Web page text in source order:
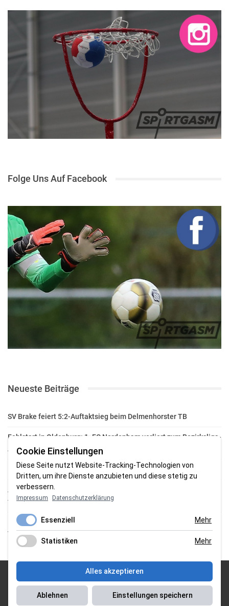
Folge Uns Auf Facebook
Neueste Beiträge
SV Brake feiert 5:2-Auftaktsieg beim Delmenhorster TB
Fehlstart in Oldenburg: 1. FC Nordenham verliert zum Bezirksliga-
Auftakt
Fußball in der Wesermarsch: Die Bilder vom Wochenende
Aufstieg geschafft: HSG-Unterweser-C-Jugend macht sich bereit
für die Oberliga
HSG Unterweser startet mit neuem Torwarttrainer in die
Vorbereitung
© 2026 Sportgasm . All Rights Reserved.
Unser Team|Impressum Datenschutzerklärung|Magazin Saison
Cookie Einstellungen
Diese Seite nutzt Website-Tracking-Technologien von
Dritten, um ihre Dienste anzubieten und diese stetig zu
verbessern.
Impressum Datenschutzerklärung
Essenziell Mehr
Statistiken Mehr
Ablehnen Einstellungen speichern
Alles akzeptieren